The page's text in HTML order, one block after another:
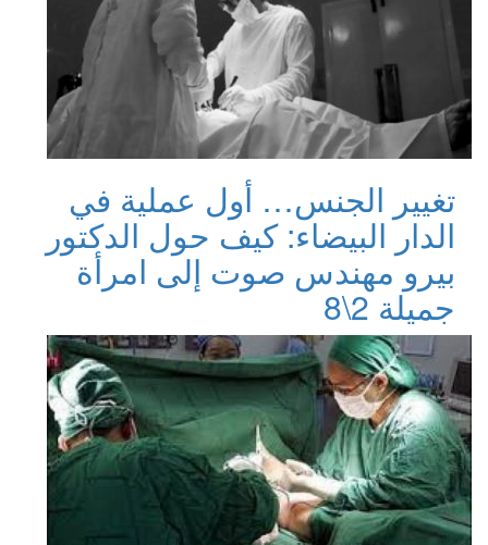
تغيير الجنس… أول عملية في
الدار البيضاء: كيف حول الدكتور
بيرو مهندس صوت إلى امرأة
جميلة 2\8